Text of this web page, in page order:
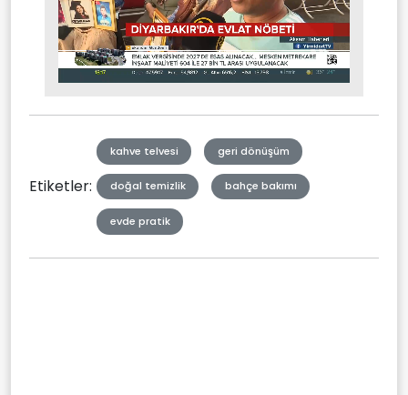
Mute Stream
Etiketler:
kahve telvesi geri dönüşüm
doğal temizlik bahçe bakımı
evde pratik